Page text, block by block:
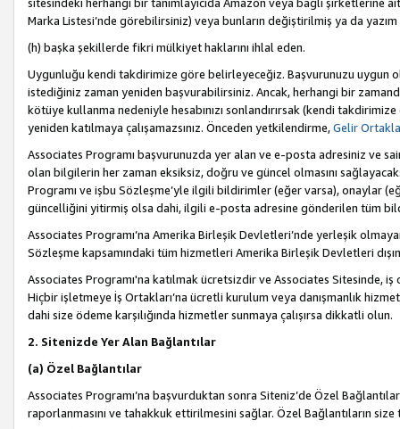
Marka Listesi’nde görebilirsiniz) veya bunların değiştirilmiş ya da
(h) başka şekillerde fikri mülkiyet haklarını ihlal eden.
Uygunluğu kendi takdirimize göre belirleyeceğiz. Başvurunuzu uygun
istediğiniz zaman yeniden başvurabilirsiniz. Ancak, herhangi bir
kötüye kullanma nedeniyle hesabınızı sonlandırırsak (kendi
yeniden katılmaya çalışamazsınız. Önceden yetkilendirme,Gelir
Associates Programı başvurunuzda yer alan ve e-posta adresiniz ve
olan bilgilerin her zaman eksiksiz, doğru ve güncel olmasını
Programı ve işbu Sözleşme’yle ilgili bildirimler (eğer varsa), onaylar
güncelliğini yitirmiş olsa dahi, ilgili e-posta adresine gönderilen tüm
Associates Programı’na Amerika Birleşik Devletleri’nde yerleşik
Sözleşme kapsamındaki tüm hizmetleri Amerika Birleşik Devletleri
Associates Programı'na katılmak ücretsizdir ve Associates Sitesinde,
Hiçbir işletmeye İş Ortakları’na ücretli kurulum veya danışmanlık
dahi size ödeme karşılığında hizmetler sunmaya çalışırsa dikkatli olun.
2. Sitenizde Yer Alan Bağlantılar
(a) Özel Bağlantılar
Associates Programı’na başvurduktan sonra Siteniz’de Özel
raporlanmasını ve tahakkuk ettirilmesini sağlar. Özel Bağlantıların